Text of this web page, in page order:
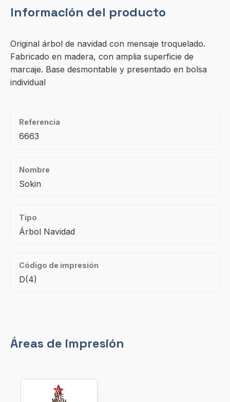
Información del producto
Original árbol de navidad con mensaje troquelado.
Fabricado en madera, con amplia superficie de
marcaje. Base desmontable y presentado en bolsa
individual
Referencia
6663
Nombre
Sokin
Tipo
Árbol Navidad
Código de impresión
D(4)
Áreas de impresión